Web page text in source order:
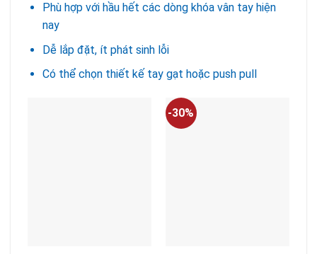
Phù hợp với hầu hết các dòng khóa vân tay hiện
nay
Dễ lắp đặt, ít phát sinh lỗi
Có thể chọn thiết kế tay gạt hoặc push pull
-30%